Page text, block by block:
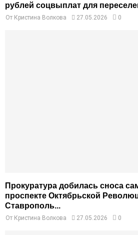
рублей соцвыплат для
От Кристина Волкова 27.05.2026 0
Прокуратура добилась сноса
проспекте Октябрьской
Ставрополь...
От Кристина Волкова 27.05.2026 0